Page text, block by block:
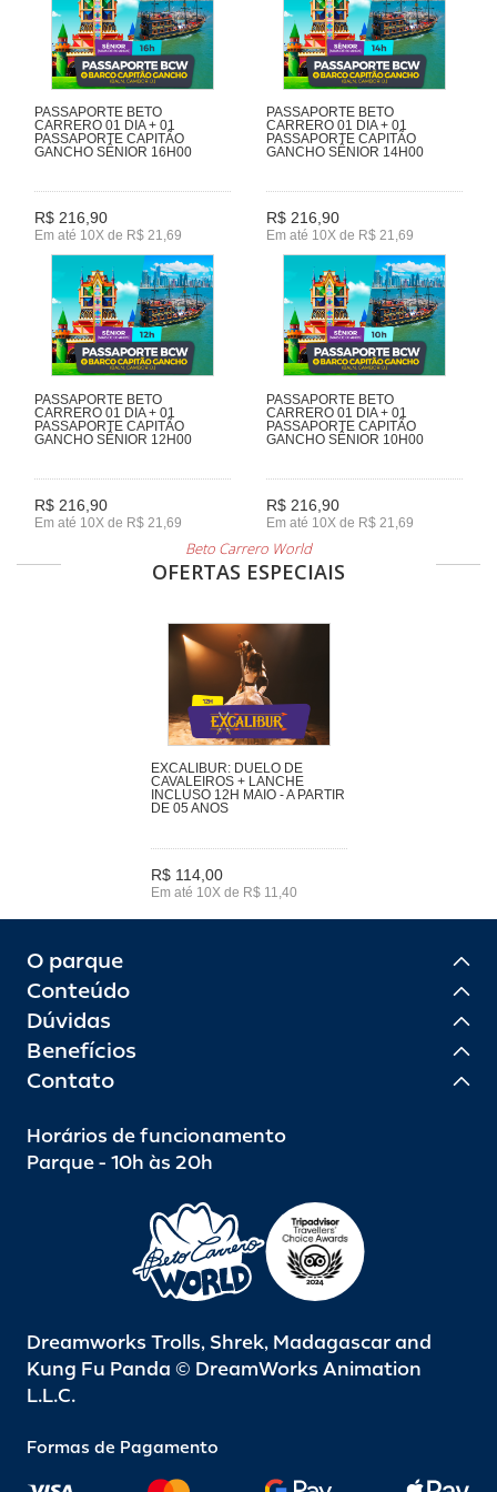
PASSAPORTE BETO
CARRERO 01 DIA + 01
PASSAPORTE CAPITÃO
GANCHO SÊNIOR 16H00
R$ 216,90
Em até 10X de R$ 21,69
PASSAPORTE BETO
CARRERO 01 DIA + 01
PASSAPORTE CAPITÃO
GANCHO SÊNIOR 14H00
R$ 216,90
Em até 10X de R$ 21,69
PASSAPORTE BETO
CARRERO 01 DIA + 01
PASSAPORTE CAPITÃO
GANCHO SÊNIOR 12H00
R$ 216,90
Em até 10X de R$ 21,69
PASSAPORTE BETO
CARRERO 01 DIA + 01
PASSAPORTE CAPITÃO
GANCHO SÊNIOR 10H00
R$ 216,90
Em até 10X de R$ 21,69
Beto Carrero World
OFERTAS ESPECIAIS
EXCALIBUR: DUELO DE
CAVALEIROS + LANCHE
INCLUSO 12H MAIO - A PARTIR
DE 05 ANOS
R$ 114,00
Em até 10X de R$ 11,40
O parque
Conteúdo
Dúvidas
Benefícios
Contato
Horários de funcionamento
Parque - 10h às 20h
Dreamworks Trolls, Shrek, Madagascar and
Kung Fu Panda © DreamWorks Animation
L.L.C.
Formas de Pagamento